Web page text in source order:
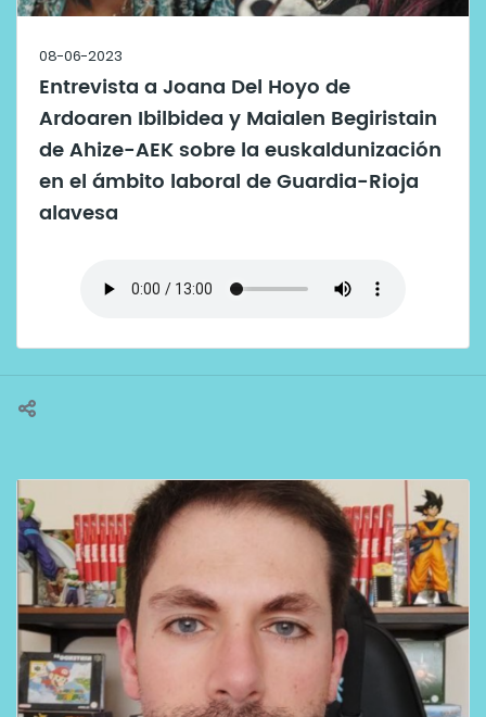
08-06-2023
Entrevista a Joana Del Hoyo de
Ardoaren Ibilbidea y Maialen Begiristain
de Ahize-AEK sobre la euskaldunización
en el ámbito laboral de Guardia-Rioja
alavesa